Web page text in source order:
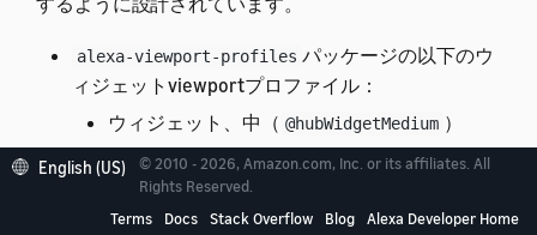
alexa-viewport-profiles パッケージの以下のウ
ィジェットviewportプロファイル：
ウィジェット、中（ @hubWidgetMedium ）
alexa-viewport-profiles パッケージのすべての
標準viewportプロファイル：
すべての円形デバイスプロファイル
English (US)
© 2010 - 2026, Amazon.com, Inc. or its affiliates. All
Rights Reserved.
Terms
Docs Stack Overflow Blog Alexa Developer Home